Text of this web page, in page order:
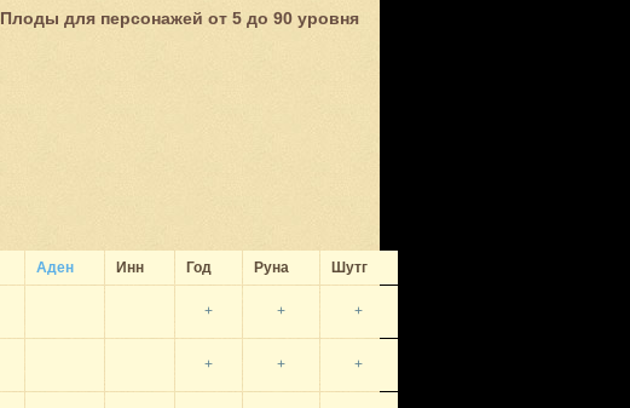
Плоды для персонажей от 5 до 90 уровня
Аден Инн Год Руна Шутг
+ + +
+ + +